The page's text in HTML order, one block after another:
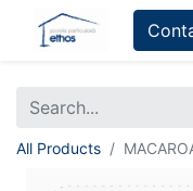
All Products